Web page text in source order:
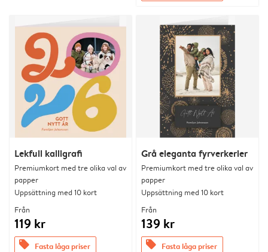
Lekfull kalligrafi
Premiumkort med tre olika val av
papper
Uppsättning med 10 kort
Från
119 kr
offers Fasta låga priser
Grå eleganta fyrverkerier
Premiumkort med tre olika val av
papper
Uppsättning med 10 kort
Från
139 kr
offers Fasta låga priser